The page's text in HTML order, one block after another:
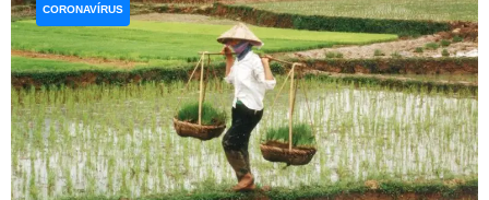
CORONAVÍRUS